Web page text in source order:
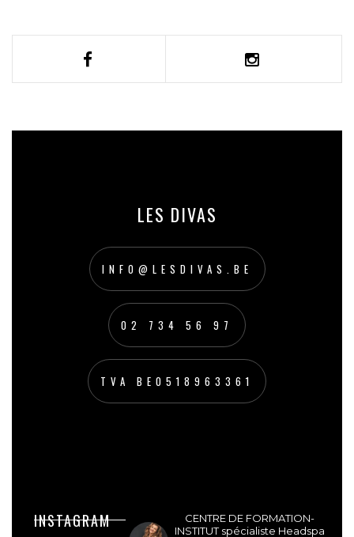
LES DIVAS
INFO@LESDIVAS.BE
02 734 56 97
TVA BE0518963361
INSTAGRAM
CENTRE DE FORMATION-
INSTITUT spécialiste Headspa